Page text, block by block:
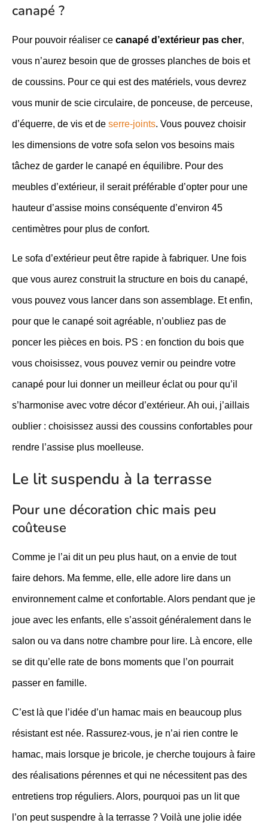
canapé ?
Pour pouvoir réaliser ce canapé d’extérieur pas cher,
vous n’aurez besoin que de grosses planches de bois et
de coussins. Pour ce qui est des matériels, vous devrez
vous munir de scie circulaire, de ponceuse, de perceuse,
d’équerre, de vis et de serre-joints. Vous pouvez choisir
les dimensions de votre sofa selon vos besoins mais
tâchez de garder le canapé en équilibre. Pour des
meubles d’extérieur, il serait préférable d’opter pour une
hauteur d’assise moins conséquente d’environ 45
centimètres pour plus de confort.
Le sofa d’extérieur peut être rapide à fabriquer. Une fois
que vous aurez construit la structure en bois du canapé,
vous pouvez vous lancer dans son assemblage. Et enfin,
pour que le canapé soit agréable, n’oubliez pas de
poncer les pièces en bois. PS : en fonction du bois que
vous choisissez, vous pouvez vernir ou peindre votre
canapé pour lui donner un meilleur éclat ou pour qu’il
s’harmonise avec votre décor d’extérieur. Ah oui, j’aillais
oublier : choisissez aussi des coussins confortables pour
rendre l’assise plus moelleuse.
Le lit suspendu à la terrasse
Pour une décoration chic mais peu
coûteuse
Comme je l’ai dit un peu plus haut, on a envie de tout
faire dehors. Ma femme, elle, elle adore lire dans un
environnement calme et confortable. Alors pendant que je
joue avec les enfants, elle s’assoit généralement dans le
salon ou va dans notre chambre pour lire. Là encore, elle
se dit qu’elle rate de bons moments que l’on pourrait
passer en famille.
C’est là que l’idée d’un hamac mais en beaucoup plus
résistant est née. Rassurez-vous, je n’ai rien contre le
hamac, mais lorsque je bricole, je cherche toujours à faire
des réalisations pérennes et qui ne nécessitent pas des
entretiens trop réguliers. Alors, pourquoi pas un lit que
l’on peut suspendre à la terrasse ? Voilà une jolie idée